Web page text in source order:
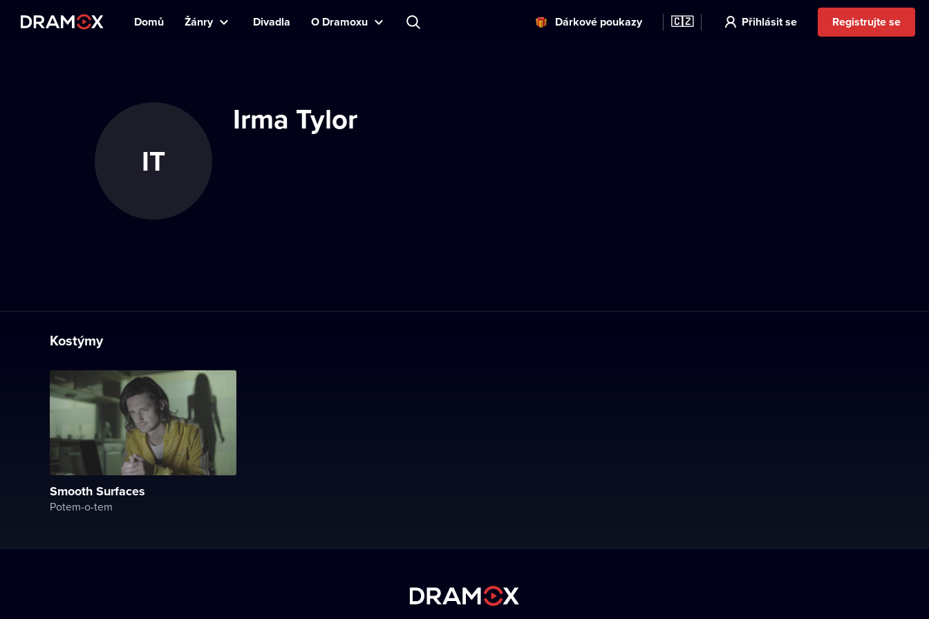
Domů Žánry Divadla O Dramoxu Dárkové poukazy 🇨🇿 Přihlásit se Registrujte se
IT
Irma Tylor
Kostýmy
Smooth Surfaces
Potem-o-tem